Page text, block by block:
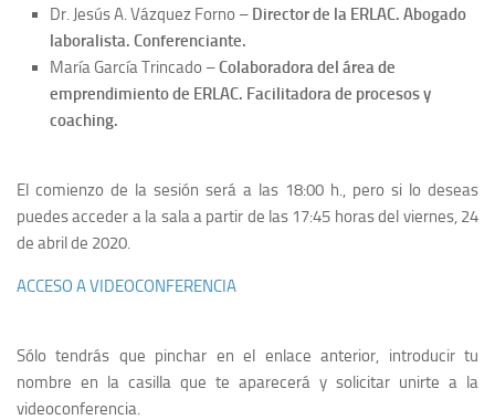
Licitaciones
Dr. Jesús A. Vázquez Forno – Director de la ERLAC. Abogado
laboralista. Conferenciante.
María García Trincado –Colaboradora del área de
emprendimiento de ERLAC. Facilitadora de procesos y
coaching.
El comienzo de la sesión será a las 18:00 h., pero si lo deseas
puedes acceder a la sala a partir de las 17:45 horas del viernes, 24
de abril de 2020.
ACCESO A VIDEOCONFERENCIA
Sólo tendrás que pinchar en el enlace anterior, introducir tu
nombre en la casilla que te aparecerá y solicitar unirte a la
videoconferencia.